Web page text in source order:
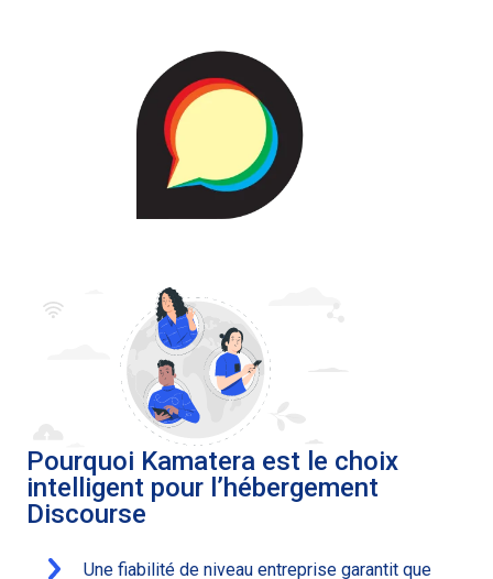
Pourquoi Kamatera est le choix
intelligent pour l’hébergement
Discourse
Une fiabilité de niveau entreprise garantit que